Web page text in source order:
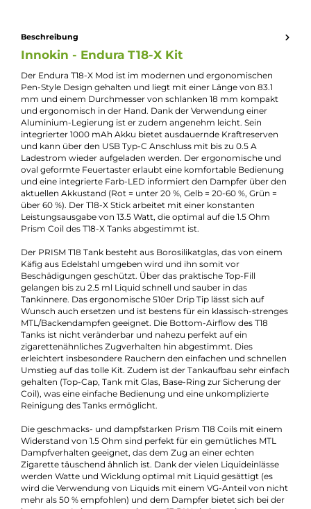
Beschreibung
Innokin - Endura T18-X Kit
Der Endura T18-X Mod ist im modernen und ergonomischen
Pen-Style Design gehalten und liegt mit einer Länge von 83.1
mm und einem Durchmesser von schlanken 18 mm kompakt
abgestimmt ist. Dadurch erhält der Dampfer ein intensives
Geschmackserlebnis mit dichtem und weichem Dampf.
Eigenschaften
Akkuform: Interner Akku
Bauform:
Stick-Gerät
Display:
Kein Display
Eigenschaften:
Einsteigerfreundlich
Geregelter Akkuträger:
Ja
Maximale Leistung:
15W
Zugverhalten:
Mouth-to-Lung
Experte für dieses Produkt
Jannik Ittenbach
Produkt-Manager & Experte
Bei Fragen zu diesem Artikel kontaktieren Sie unseren
Experten schnell und einfach per E-Mail:
E-Mail senden